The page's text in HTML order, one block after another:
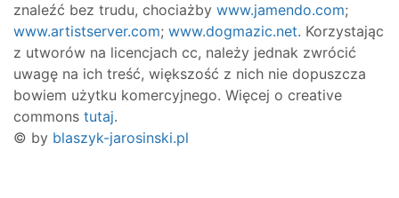
znaleźć bez trudu, chociażby www.jamendo.com;
www.artistserver.com; www.dogmazic.net. Korzystając
z utworów na licencjach cc, należy jednak zwrócić
uwagę na ich treść, większość z nich nie dopuszcza
bowiem użytku komercyjnego. Więcej o creative
commons tutaj.
© by blaszyk-jarosinski.pl